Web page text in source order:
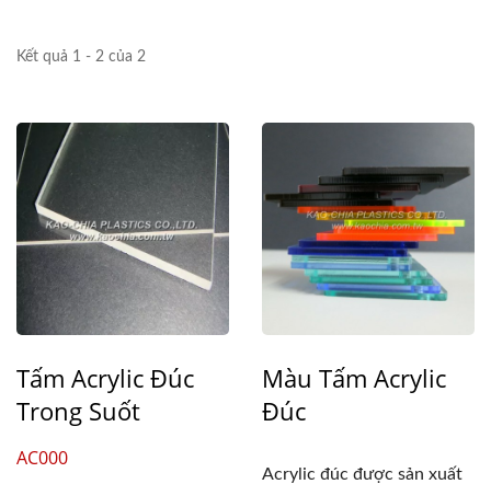
Kết quả 1 - 2 của 2
Tấm Acrylic Đúc
Trong Suốt
AC000
Màu Tấm Acrylic
Đúc
Acrylic đúc được sản xuất